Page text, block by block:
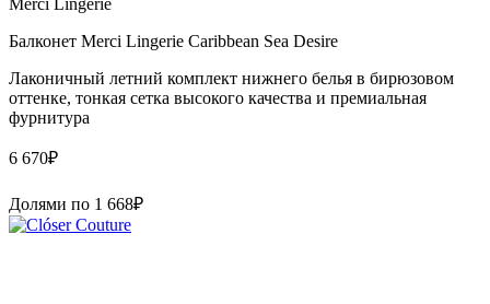
Балконет Merci Lingerie Caribbean Sea Desire
Лаконичный летний комплект нижнего белья в бирюзовом
оттенке, тонкая сетка высокого качества и премиальная
фурнитура
6 670₽
Долями по 1 668₽